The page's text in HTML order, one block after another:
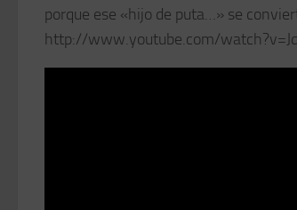
porque ese «hijo de puta…» se
http://www.youtube.com/